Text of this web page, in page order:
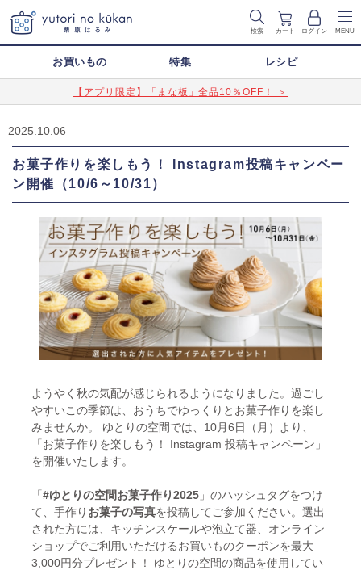
検索 カート ログイン MENU
お買いもの 特集 レシピ
【アプリ限定】「まな板」全品10％OFF！ ＞
2025.10.06
お菓子作りを楽しもう！ Instagram投稿キャンペー
ン開催（10/6～10/31）
ようやく秋の気配が感じられるようになりました。過ごし
やすいこの季節は、おうちでゆっくりとお菓子作りを楽し
みませんか。 ゆとりの空間では、10月6日（月）より、
「お菓子作りを楽しもう！ Instagram 投稿キャンペーン」
を開催いたします。
「 #ゆとりの空間お菓子作り2025」のハッシュタグをつけ
て、手作り お菓子の写真を投稿してご参加ください。選出
された方には、キッチンスケールや泡立て器、オンライン
ショップでご利用いただけるお買いものクーポンを最大
3,000円分プレゼント！ ゆとりの空間の商品を使用してい